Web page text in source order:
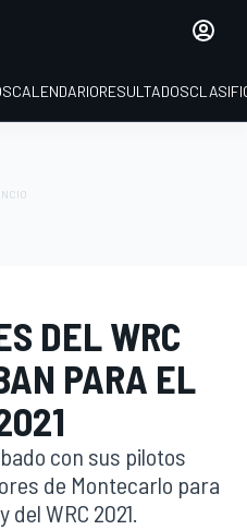
CALENDARIORESULTADOS
DEL WRC
PARA EL
con sus pilotos
de Montecarlo para
WRC 2021.